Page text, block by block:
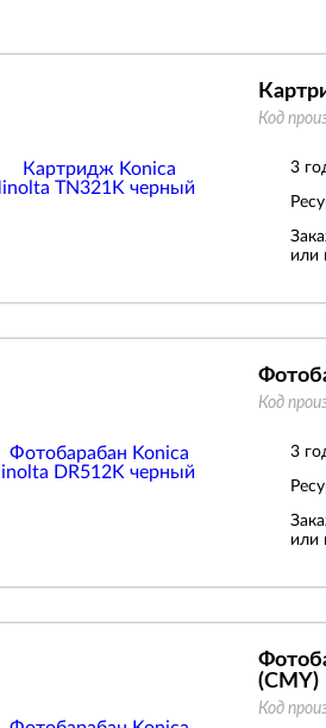
Код
3
или
Код
3
или
(CMY)
Код